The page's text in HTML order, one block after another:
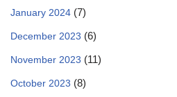
January 2024 (7)
December 2023 (6)
November 2023 (11)
October 2023 (8)